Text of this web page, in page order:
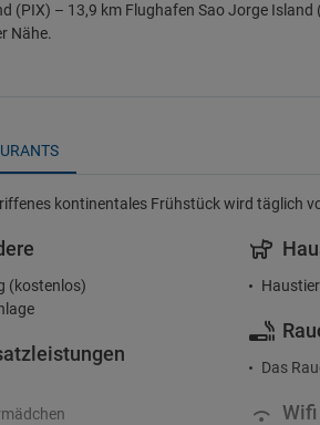
(PIX) – 13,9 km Flughafen Sao Jorge
Nähe.
kontinentales Frühstück wird täglich
(kostenlos)
Das
Wifi